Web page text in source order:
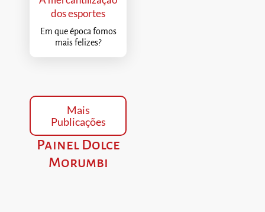
dos esportes
Em que época fomos
mais felizes?
Mais
Publicações
Painel Dolce
Morumbi